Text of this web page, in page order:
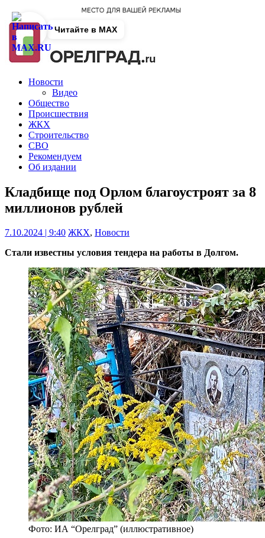
Новости
Видео
Общество
Происшествия
ЖКХ
Строительство
СВО
Рекомендуем
Об издании
Кладбище под Орлом благоустроят за 8
миллионов рублей
7.10.2024 | 9:40 ЖКХ, Новости
Стали известны условия тендера на работы в Долгом.
Фото: ИА “Орелград” (иллюстративное)
Читайте в MAX